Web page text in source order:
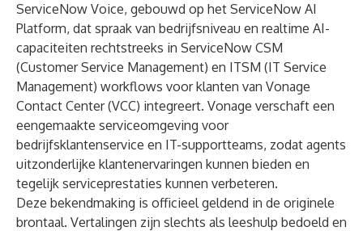
ServiceNow Voice, gebouwd op het ServiceNow AI
Platform, dat spraak van bedrijfsniveau en realtime AI-
capaciteiten rechtstreeks in ServiceNow CSM
(Customer Service Management) en ITSM (IT Service
Management) workflows voor klanten van Vonage
Contact Center (VCC) integreert. Vonage verschaft een
eengemaakte serviceomgeving voor
bedrijfsklantenservice en IT-supportteams, zodat agents
uitzonderlijke klantenervaringen kunnen bieden en
tegelijk serviceprestaties kunnen verbeteren.
Deze bekendmaking is officieel geldend in de originele
brontaal. Vertalingen zijn slechts als leeshulp bedoeld en